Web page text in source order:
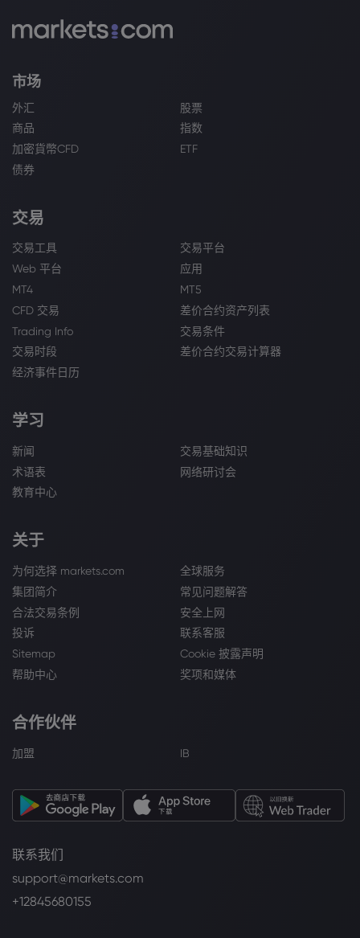
市场
外汇
股票
商品
指数
加密貨幣CFD
ETF
债券
交易
交易工具
交易平台
Web 平台
应用
MT4
MT5
CFD 交易
差价合约资产列表
Trading Info
交易条件
交易时段
差价合约交易计算器
经济事件日历
学习
新闻
交易基础知识
术语表
网络研讨会
教育中心
关于
为何选择 markets.com
全球服务
集团简介
常见问题解答
合法交易条例
安全上网
投诉
联系客服
Sitemap
Cookie 披露声明
帮助中心
奖项和媒体
合作伙伴
加盟 IB
联系我们
support@markets.com
+12845680155